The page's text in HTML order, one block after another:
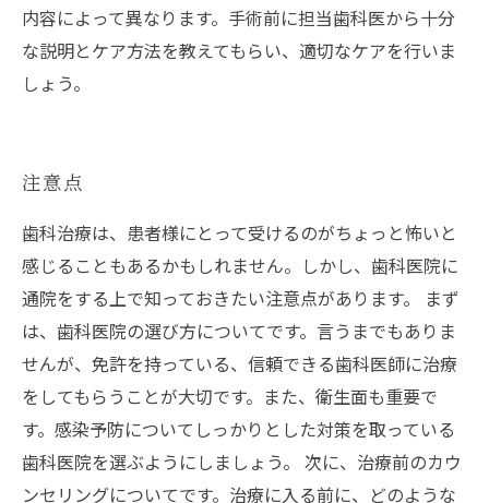
内容によって異なります。手術前に担当歯科医から十分
な説明とケア方法を教えてもらい、適切なケアを行いま
しょう。
注意点
歯科治療は、患者様にとって受けるのがちょっと怖いと
感じることもあるかもしれません。しかし、歯科医院に
通院をする上で知っておきたい注意点があります。 まず
は、歯科医院の選び方についてです。言うまでもありま
せんが、免許を持っている、信頼できる歯科医師に治療
をしてもらうことが大切です。また、衛生面も重要で
す。感染予防についてしっかりとした対策を取っている
歯科医院を選ぶようにしましょう。 次に、治療前のカウ
ンセリングについてです。治療に入る前に、どのような